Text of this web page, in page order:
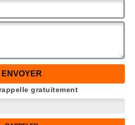
gratuitement